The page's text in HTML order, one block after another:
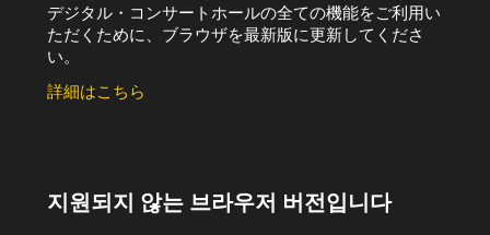
デジタル・コンサートホールの全ての機能をご利用い
ただくために、ブラウザを最新版に更新してくださ
い。
詳細はこちら
지원되지 않는 브라우저 버전입니다